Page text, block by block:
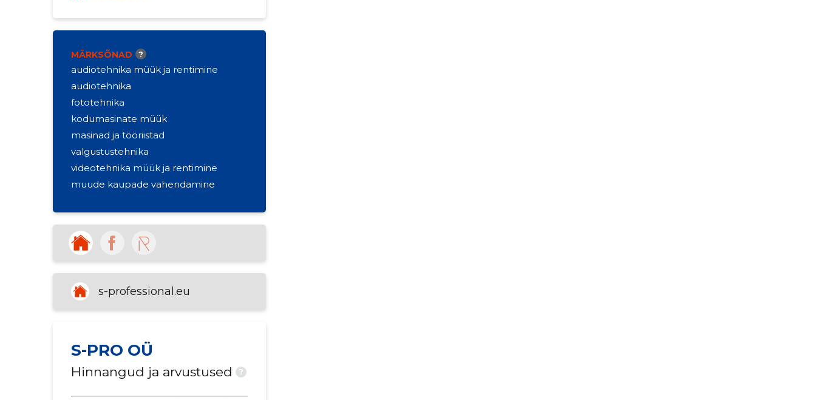
MÄRKSÕNAD ?
audiotehnika müük ja rentimine
audiotehnika
fototehnika
kodumasinate müük
masinad ja tööriistad
valgustustehnika
videotehnika müük ja rentimine
muude kaupade vahendamine
s-professional.eu
S-PRO OÜ
Hinnangud ja arvustused ?